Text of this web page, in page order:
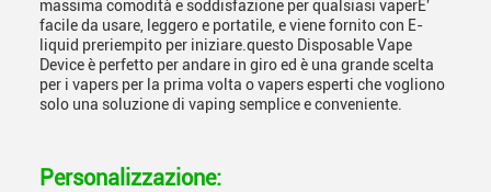
massima comodità e soddisfazione per qualsiasi vaperE'
facile da usare, leggero e portatile, e viene fornito con E-
liquid preriempito per iniziare.questo Disposable Vape
Device è perfetto per andare in giro ed è una grande scelta
per i vapers per la prima volta o vapers esperti che vogliono
solo una soluzione di vaping semplice e conveniente.
Personalizzazione: